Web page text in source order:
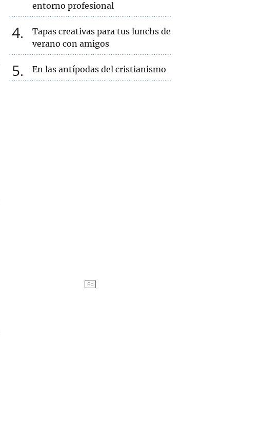
entorno profesional
4
Tapas creativas para tus lunchs de
verano con amigos
5 En las antípodas del cristianismo